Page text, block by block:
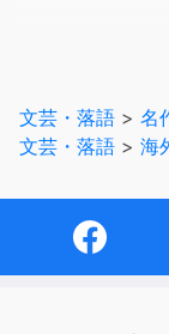
「僕は拳闘とい
舞台となるのは
る。
文芸・落語 > 名
文芸・落語 > 海